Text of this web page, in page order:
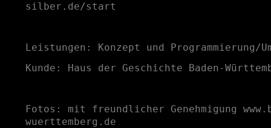
silber.de/start
Leistungen: Konzept und Programmierung/
Kunde: Haus der Geschichte Baden-
Fotos: mit freundlicher Genehmigung
wuerttemberg.de